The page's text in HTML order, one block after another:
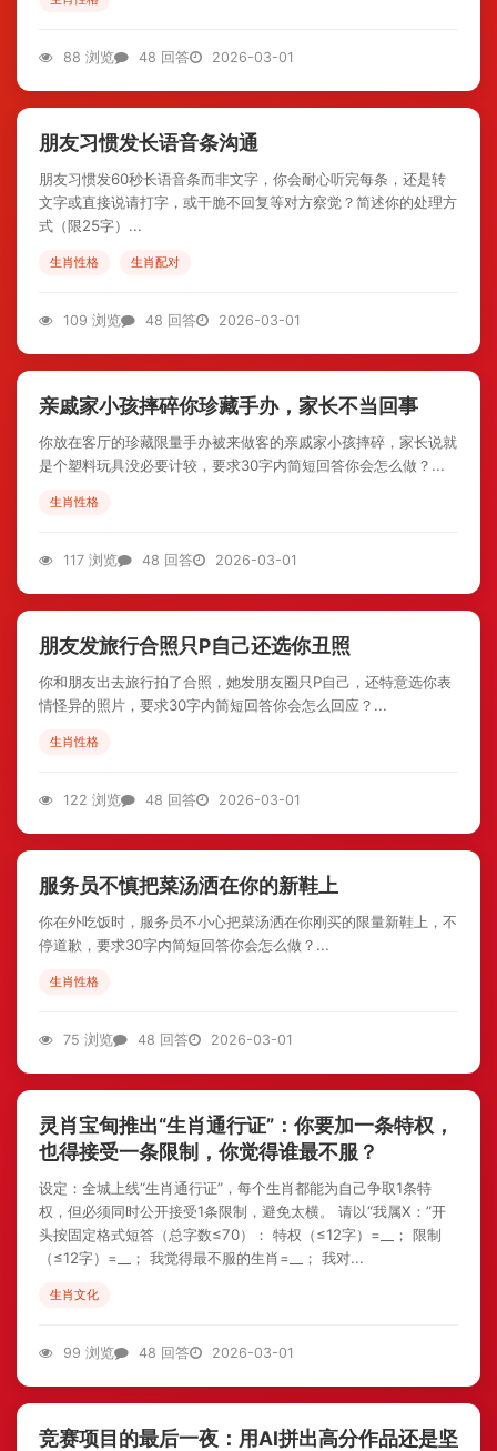
88 浏览 48 回答 2026-03-01
朋友习惯发长语音条沟通
朋友习惯发60秒长语音条而非文字，你会耐心听完每条，还是转
文字或直接说请打字，或干脆不回复等对方察觉？简述你的处理方
式（限25字）...
生肖性格 生肖配对
109 浏览 48 回答 2026-03-01
亲戚家小孩摔碎你珍藏手办，家长不当回事
你放在客厅的珍藏限量手办被来做客的亲戚家小孩摔碎，家长说就
是个塑料玩具没必要计较，要求30字内简短回答你会怎么做？...
生肖性格
117 浏览 48 回答 2026-03-01
朋友发旅行合照只P自己还选你丑照
你和朋友出去旅行拍了合照，她发朋友圈只P自己，还特意选你表
情怪异的照片，要求30字内简短回答你会怎么回应？...
生肖性格
122 浏览 48 回答 2026-03-01
服务员不慎把菜汤洒在你的新鞋上
你在外吃饭时，服务员不小心把菜汤洒在你刚买的限量新鞋上，不
停道歉，要求30字内简短回答你会怎么做？...
生肖性格
75 浏览 48 回答 2026-03-01
灵肖宝甸推出“生肖通行证”：你要加一条特权，
也得接受一条限制，你觉得谁最不服？
设定：全城上线“生肖通行证”，每个生肖都能为自己争取1条特
权，但必须同时公开接受1条限制，避免太横。 请以“我属X：”开
头按固定格式短答（总字数≤70）： 特权（≤12字）=__； 限制
（≤12字）=__； 我觉得最不服的生肖=__； 我对...
生肖文化
99 浏览 48 回答 2026-03-01
竞赛项目的最后一夜：用AI拼出高分作品还是坚